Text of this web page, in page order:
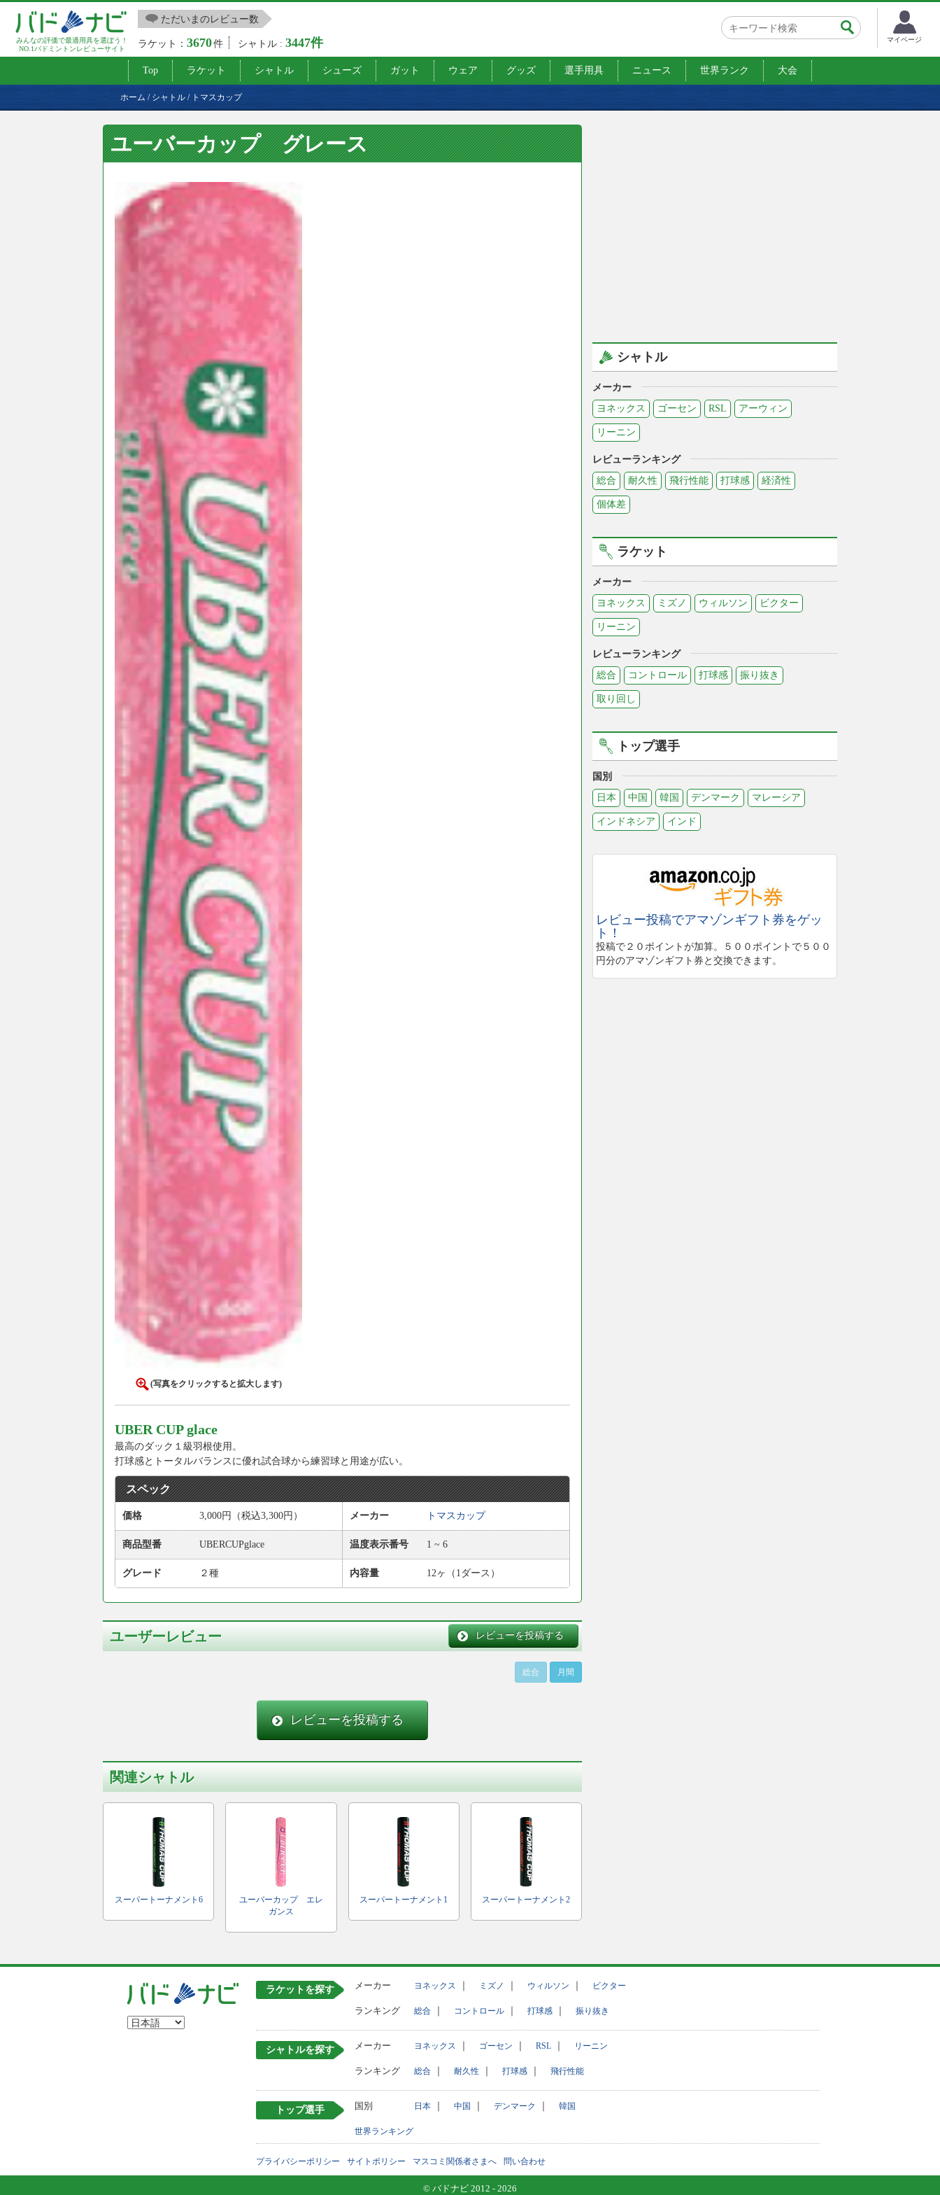
みんなの評価で最適用具を選ぼう！
NO.1バドミントンレビューサイト
ただいまのレビュー数
ラケット：3670件 シャトル :3447件 マイページ
Top ラケット シャトル シューズ ガット ウェア グッズ 選手用具 ニュース 世界ランク 大会
ホーム / シャトル / トマスカップ
ユーバーカップ グレース
(写真をクリックすると拡大します)
UBER CUP glace
最高のダック１級羽根使用。
打球感とトータルバランスに優れ試合球から練習球と用途が広い。
スペック
価格 3,000円（税込3,300円） メーカー トマスカップ
商品型番 UBERCUPglace 温度表示番号 1 ~ 6
グレード ２種 内容量 12ヶ（1ダース）
ユーザーレビュー レビューを投稿する
総合 月間
レビューを投稿する
関連シャトル
スーパートーナメント6
ユーバーカップ エレ
ガンス
スーパートーナメント1 スーパートーナメント2
シャトル
メーカー
ヨネックス
ゴーセン RSL アーウィン
リーニン
レビューランキング
総合
耐久性 飛行性能 打球感 経済性
個体差
ラケット
メーカー
ヨネックス
ミズノ ウィルソン ビクター
リーニン
レビューランキング
総合
コントロール 打球感 振り抜き
取り回し
トップ選手
国別
日本
中国 韓国 デンマーク マレーシア
インドネシア インド
レビュー投稿でアマゾンギフト券をゲッ
ト！
投稿で２０ポイントが加算。５００ポイントで５００
円分のアマゾンギフト券と交換できます。
ラケットを探す メーカー ヨネックス ミズノ ウィルソン ビクター
ランキング 総合 コントロール 打球感 振り抜き
シャトルを探す メーカー ヨネックス ゴーセン RSL リーニン
ランキング 総合 耐久性 打球感 飛行性能
トップ選手 国別 日本 中国 デンマーク 韓国
世界ランキング
プライバシーポリシー サイトポリシー マスコミ関係者さまへ 問い合わせ
© バドナビ 2012 - 2026